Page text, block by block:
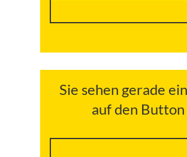
Sie sehen gerade
auf den